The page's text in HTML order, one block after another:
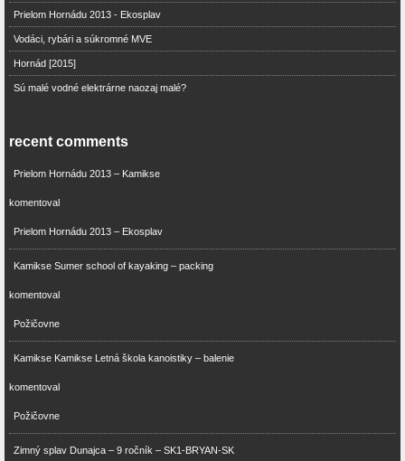
Prielom Hornádu 2013 - Ekosplav
Vodáci, rybári a súkromné MVE
Hornád [2015]
Sú malé vodné elektrárne naozaj malé?
recent comments
Prielom Hornádu 2013 – Kamikse
komentoval
Prielom Hornádu 2013 – Ekosplav
Kamikse Sumer school of kayaking – packing
komentoval
Požičovne
Kamikse Kamikse Letná škola kanoistiky – balenie
komentoval
Požičovne
Zimný splav Dunajca – 9 ročník – SK1-BRYAN-SK